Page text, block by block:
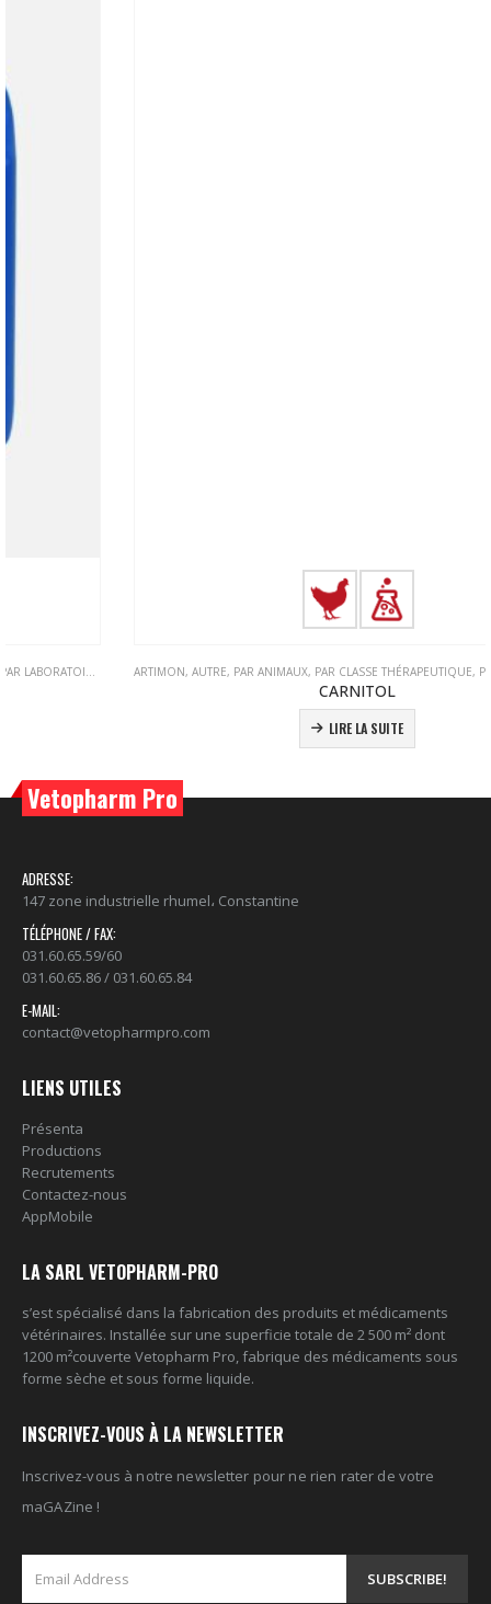
,TOUS LES PRODUITS,VETOPHARM PRO
ARTIMON,AUTRE PAR ANIMAUX,PAR CLASSE THÉRAPEUTIQUE,PAR LABORATOIRE ,
Vetopharm Pro
ADRESSE:
147 zone industrielle rhumel، Constantine
TÉLÉPHONE / FAX:
031.60.65.59/60
031.60.65.86 / 031.60.65.84
E-MAIL:
contact@vetopharmpro.com
LIENS UTILES
Présenta
Productions
Recrutements
Contactez-nous
AppMobile
LA SARL VETOPHARM-PRO
s’est spécialisé dans la fabrication des produits et médicaments
vétérinaires. Installée sur une superficie totale de 2 500 m² dont
1200 m²couverte Vetopharm Pro, fabrique des médicaments sous
forme sèche et sous forme liquide.
INSCRIVEZ-VOUS À LA NEWSLETTER
Inscrivez-vous à notre newsletter pour ne rien rater de votre
maGAZine !